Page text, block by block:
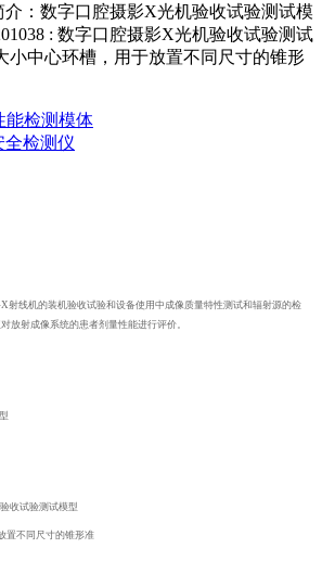
：数字口腔摄影X光机验收试验测试模
: 数字口腔摄影X光机验收试验测试
小中心环槽，用于放置不同尺寸的锥形
能检测模体
全检测仪
X射线机的装机验收试验和设备使用中成像质量特性测试和辐射源的检
放射成像系统的患者剂量性能进行评价。
收试验测试模型
置不同尺寸的锥形准